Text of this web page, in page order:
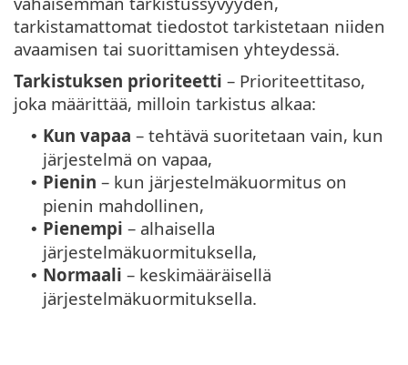
tarkistamattomat tiedostot tarkistetaan niiden
avaamisen tai suorittamisen yhteydessä.
Tarkistuksen prioriteetti – Prioriteettitaso,
joka määrittää, milloin tarkistus alkaa:
• Kun vapaa – tehtävä suoritetaan vain, kun
järjestelmä on vapaa,
• Pienin – kun järjestelmäkuormitus on
pienin mahdollinen,
• Pienempi – alhaisella
järjestelmäkuormituksella,
• Normaali – keskimääräisellä
järjestelmäkuormituksella.